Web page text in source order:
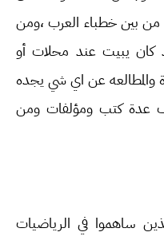
من بين خطباء العرب ،ومن
كان يبيت عند محلات أو
والمطالعه عن اي شي يجده
عدة كتب ومؤلفات ومن
ساهموا في الرياضيات